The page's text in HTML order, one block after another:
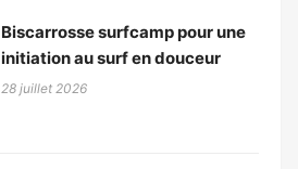
Biscarrosse surfcamp pour une
initiation au surf en douceur
28 juillet 2026